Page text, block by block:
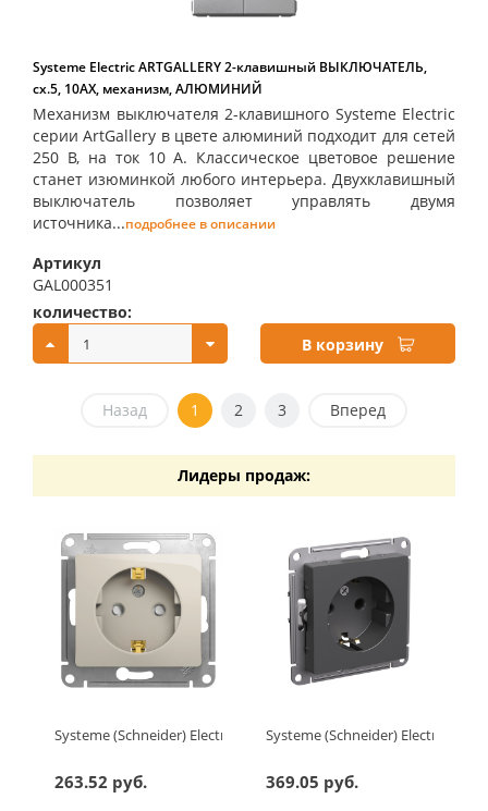
Systeme Electric ARTGALLERY 2-клавишный ВЫКЛЮЧАТЕЛЬ,
сх.5, 10АХ, механизм, АЛЮМИНИЙ
Механизм выключателя 2-клавишного Systeme Electric
серии ArtGallery в цвете алюминий подходит для сетей
250 В, на ток 10 А. Классическое цветовое решение
станет изюминкой любого интерьера. Двухклавишный
выключатель позволяет управлять двумя
источника...подробнее в описании
Артикул
GAL000351
количество:
В корзину
Назад 1 2 3 Вперед
Лидеры продаж:
Systeme (Schneider) Electric GLOSSA РОЗЕТКА с
263.52 руб.
Systeme (Schneider) Electric
369.05 руб.